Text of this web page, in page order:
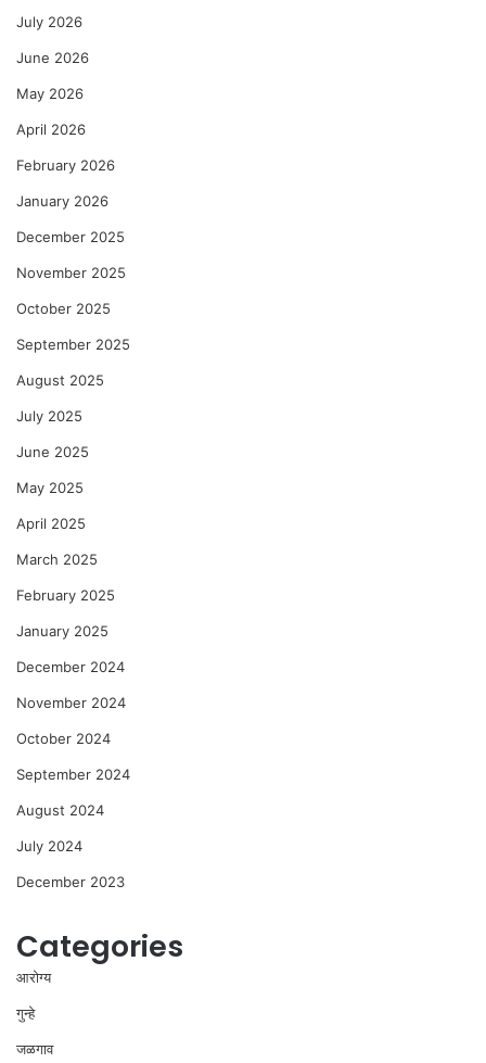
July 2026
June 2026
May 2026
April 2026
February 2026
January 2026
December 2025
November 2025
October 2025
September 2025
August 2025
July 2025
June 2025
May 2025
April 2025
March 2025
February 2025
January 2025
December 2024
November 2024
October 2024
September 2024
August 2024
July 2024
December 2023
Categories
आरोग्य
गुन्हे
जळगाव